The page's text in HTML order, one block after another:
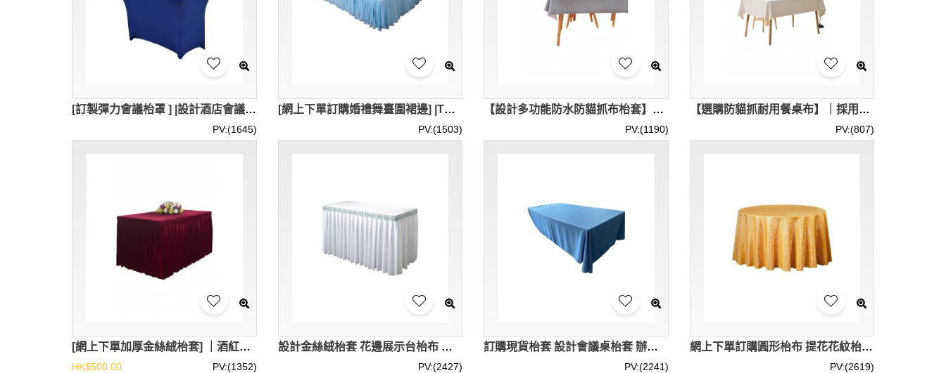
[訂製彈力會議枱罩 ] |設計酒店會議長方枱罩| 宴會枱彈力枱罩 100*60*75 110*60*75 80*40*75 120*60*75 180*50*75 180*75*75 SKTBC103
PV:(1645)
[網上下單訂購婚禮舞臺圍裙邊] |T枱枱布裝飾 | 網紗圍裙邊供應商 | 吸磁舞臺裙邊 SKTBC102
PV:(1503)
【設計多功能防水防貓抓布枱套】｜紋理細膩 防止貓抓損壞｜優質防水工藝 輕鬆應對生活潑濺｜多種顏色精選 ｜100*140cm ｜SKTBC100
PV:(1190)
【選購防貓抓耐用餐桌布】｜採用高密度耐刮材質 防止貓抓損壞｜柔和純色設計 適合多種家居風格｜防水防污處理｜100*130cm 100*160cm 135*135cm 120*170cm 130*180cm 130*190cm 130*200cm 130*220cm 130*240cm｜SKTBC100
PV:(807)
[網上下單加厚金絲絨枱套] ｜酒紅色桌罩裙｜180 x 60 x 75cm｜香港現貨 SKTBC099
HK$500.00 PV:(1352)
設計金絲絨枱套 花邊展示台枱布 簽到台枱布 商務活動 枱裙 80*43*75CM 120*40*75CM 120*60*75CM SKTBC097
PV:(2427)
訂購現貨枱套 設計會議桌枱套 辦公室 會議室 枱套 厚緞 滌綸 海藍色 302cm x 227cm 香港現貨 HKD500 SKTBC096
PV:(2241)
網上下單訂購圓形枱布 提花花紋枱布 宴會桌布 酒店大圓桌 1.6M 1.8M 2M 2.2M 2.4M 2.6M 2.8M 3M 3.2M SKTBC095
PV:(2619)